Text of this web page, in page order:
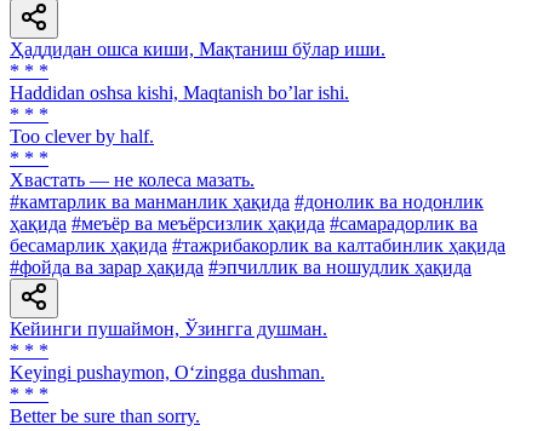
Ҳаддидан ошса киши, Мақтаниш бўлар иши.
* * *
Haddidan oshsa kishi, Maqtanish boʼlar ishi.
* * *
Too clever by half.
* * *
Хвастать — не колеса мазать.
#камтарлик ва манманлик ҳақида #донолик ва нодонлик
ҳақида #меъёр ва меъёрсизлик ҳақида #самарадорлик ва
бесамарлик ҳақида #тажрибакорлик ва калтабинлик ҳақида
#фойда ва зарар ҳақида #эпчиллик ва ношудлик ҳақида
Кейинги пушаймон, Ўзингга душман.
* * *
Keyingi pushaymon, O‘zingga dushman.
* * *
Better be sure than sorry.